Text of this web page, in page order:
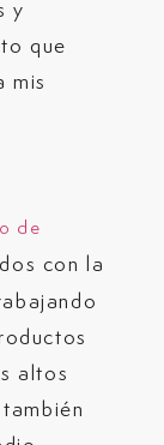
y
que
mis
de
con la
altos